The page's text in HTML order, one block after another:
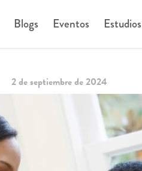
Blogs Eventos Estudios
2 de septiembre de 2024